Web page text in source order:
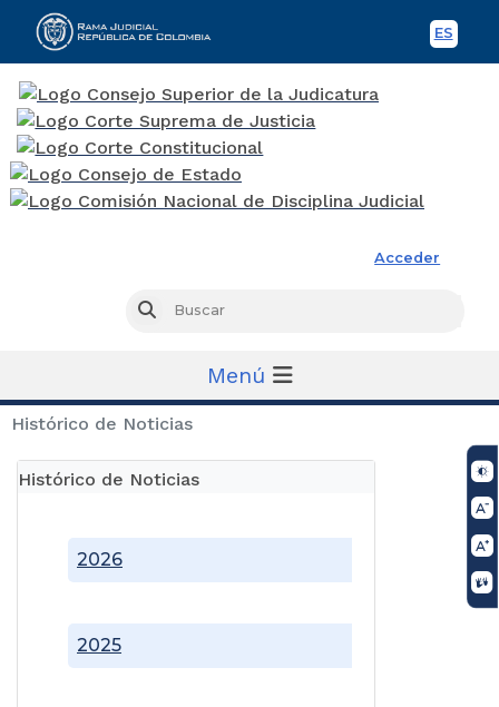
ES
Acceder
Buscar
Menú
Histórico de Noticias
Histórico de Noticias
2025
2026